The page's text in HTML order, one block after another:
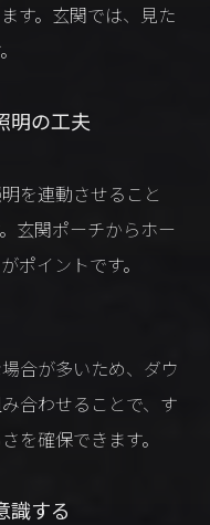
す。玄関では、見た
明の工夫
を連動させること
玄関ポーチからホー
ポイントです。
合が多いため、ダウ
合わせることで、す
を確保できます。
識する